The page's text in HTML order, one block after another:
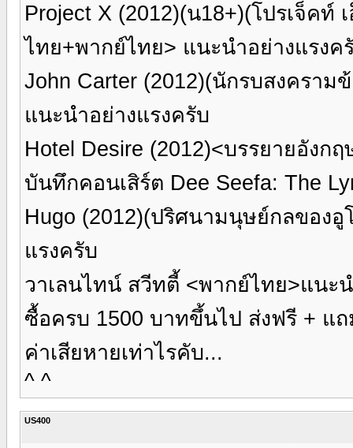
Project X (2012)(น18+)(โปรเจ็ค
ไทย+พากย์ไทย> แนะนำอย่างแรงค
John Carter (2012)(นักรบสงคราม
แนะนำอย่างแรงครับ
Hotel Desire (2012)<บรรยายอังกฤ
บันทึกคอนเสิร์ต Dee Seefa: The
Hugo (2012)(ปริศนามนุษย์กลของ
แรงครับ
วาเลนไทน์ สวีทตี้ <พากย์ไทย>แนะ
ซื้อครบ 1500 บาทขึ้นไป ส่งฟรี + แ
ค่าเสียหายเท่าไรคับ...
^ ^
US400